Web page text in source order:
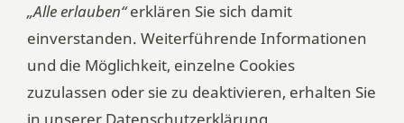
„Alle erlauben“erklären Sie sich damit
einverstanden. Weiterführende Informationen
und die Möglichkeit, einzelne Cookies
zuzulassen oder sie zu deaktivieren, erhalten Sie